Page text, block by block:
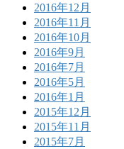
2016年12月
2016年11月
2016年10月
2016年9月
2016年7月
2016年5月
2016年1月
2015年12月
2015年11月
2015年7月